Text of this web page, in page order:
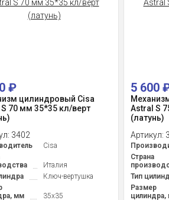
₽
цилиндровый Cisa
70 мм 35*35 кл/верт
3402
Cisa
Италия
Ключ-вертушка
мм
35x35
5 600
Astral S
(латунь)
Артикул:
Страна
Тип
Размер